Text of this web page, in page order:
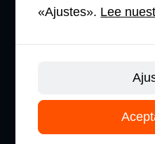
SOBRE
NUESTRO
ÚLTIMAS
«Ajustes». Lee